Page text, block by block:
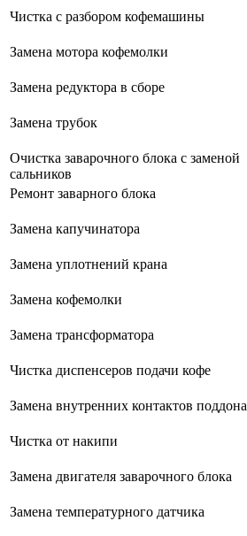
Чистка с разбором кофемашины
Замена мотора кофемолки
Замена редуктора в сборе
Замена трубок
Очистка заварочного блока с заменой
сальников
Ремонт заварного блока
Замена капучинатора
Замена уплотнений крана
Замена кофемолки
Замена трансформатора
Чистка диспенсеров подачи кофе
Замена внутренних контактов поддона
Чистка от накипи
Замена двигателя заварочного блока
Замена температурного датчика